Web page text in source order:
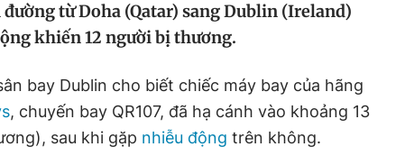
từ Doha (Qatar) sang Dublin (Ireland)
khiến 12 người bị thương.
bay Dublin cho biết chiếc máy bay của hãng
, chuyến bay QR107, đã hạ cánh vào khoảng 13
sau khi gặp nhiễu động trên không.